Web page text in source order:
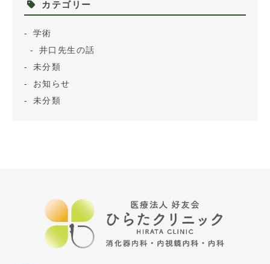
カテゴリー
学術
井口先生の話
未分類
お知らせ
未分類